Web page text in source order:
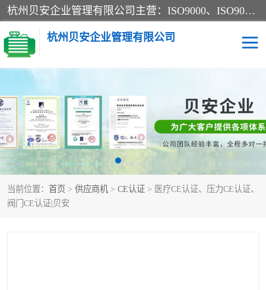
杭州贝安企业管理有限公司主营：ISO9000、ISO9000认证、ISO9001认证、ISO14000认证、ISO14001认证等系列企业认证服务。
杭州贝安企业管理有限公司
当前位置： 首页 > 供应商机 > CE认证 > 医疗CE认证、压力CE认证、
阀门CE认证|贝安
CE认证 ISO13485认证
SA认证 CCC认证
OHSAS18001认证
45001认证